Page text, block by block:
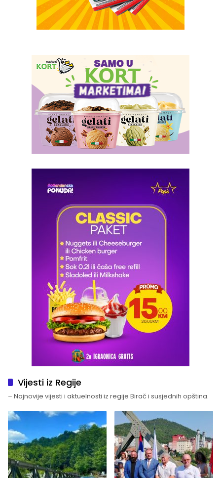
Vijesti iz Regije
– Najnovije vijesti i aktuelnosti iz regije Birač i susjednih opština.